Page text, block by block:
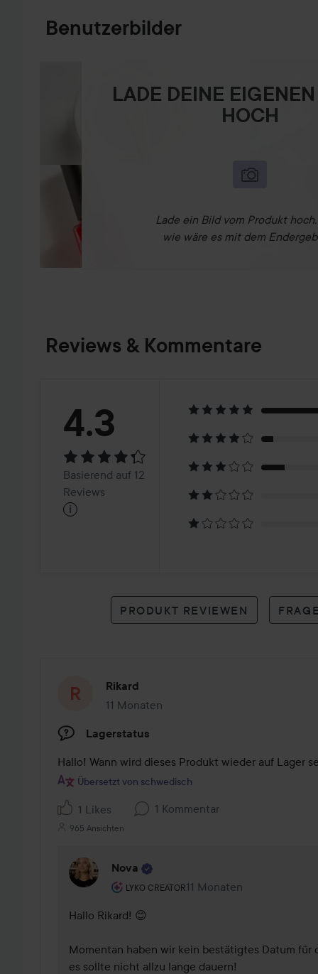
Benutzerbilder
LADE DEINE
HOCH
Lade ein Bild vom Produkt
wie wäre es mit dem
Reviews & Kommentare
Bewertung:
4.3Basierend
auf
Reviews
4.3
Basierend auf 12
Reviews
i
PRODUKT REVIEWEN
Rikard
11 Monaten
Der Beitrag wurde 11 Monaten erstellt
Lagerstatus
Hallo! Wann wird dieses Produkt wieder auf Lager
Übersetzt von schwedisch
1 Likes 1 Kommentar
965 Ansichten
Nova
LYKO CREATOR
Rolle des Benutzers: Lyko Creator.
11 Monaten
Kommentaren lades 11
Hallo Rikard! 😊
Momentan haben wir kein bestätigtes Datum für
es sollte nicht allzu lange dauern!